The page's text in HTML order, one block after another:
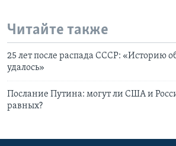
Читайте также
25 лет после распада СССР: «Историю
удалось»
Послание Путина: могут ли США и
равных?